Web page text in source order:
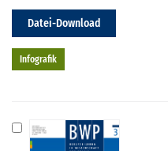
Datei-Download
Infografik